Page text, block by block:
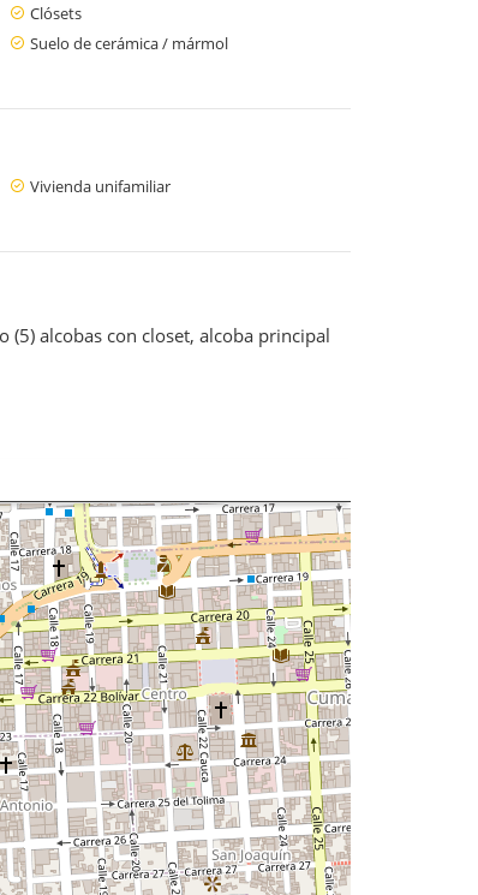
Clósets
Suelo de cerámica / mármol
Vivienda unifamiliar
alcobas con closet, alcoba principal